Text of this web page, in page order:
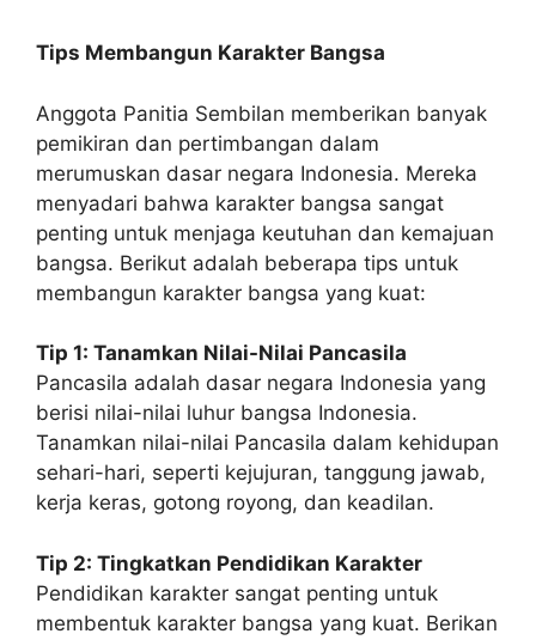
Tips Membangun Karakter Bangsa
Anggota Panitia Sembilan memberikan banyak
pemikiran dan pertimbangan dalam
merumuskan dasar negara Indonesia. Mereka
menyadari bahwa karakter bangsa sangat
penting untuk menjaga keutuhan dan kemajuan
bangsa. Berikut adalah beberapa tips untuk
membangun karakter bangsa yang kuat:
Tip 1: Tanamkan Nilai-Nilai Pancasila
Pancasila adalah dasar negara Indonesia yang
berisi nilai-nilai luhur bangsa Indonesia.
Tanamkan nilai-nilai Pancasila dalam kehidupan
sehari-hari, seperti kejujuran, tanggung jawab,
kerja keras, gotong royong, dan keadilan.
Tip 2: Tingkatkan Pendidikan Karakter
Pendidikan karakter sangat penting untuk
membentuk karakter bangsa yang kuat. Berikan